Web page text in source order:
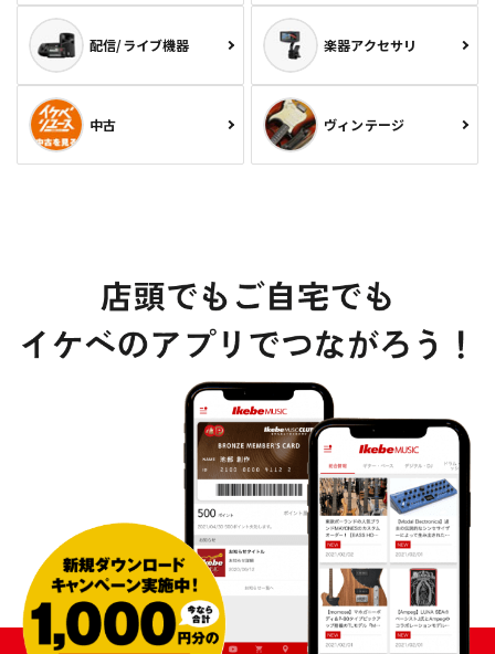
配信/ライブ機器 楽器アクセサリ
中古 ヴィンテージ